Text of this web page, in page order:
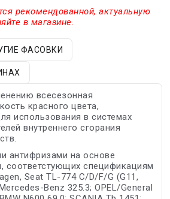
рекомендованной, актуальную
в магазине.
ФАСОВКИ
всесезонная
красного цвета,
использования в системах
внутреннего сгорания
антифризами на основе
соответстующих спецификациям
Seat TL-774 C/D/F/G (G11,
Benz 325.3; OPEL/General